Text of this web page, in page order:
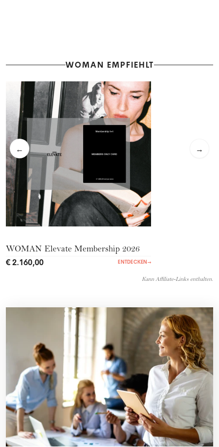
WOMAN EMPFIEHLT
← →
WOMAN Elevate Membership 2026
€ 2.160,00 ENTDECKEN →
Kann Affiliate-Links enthalten.